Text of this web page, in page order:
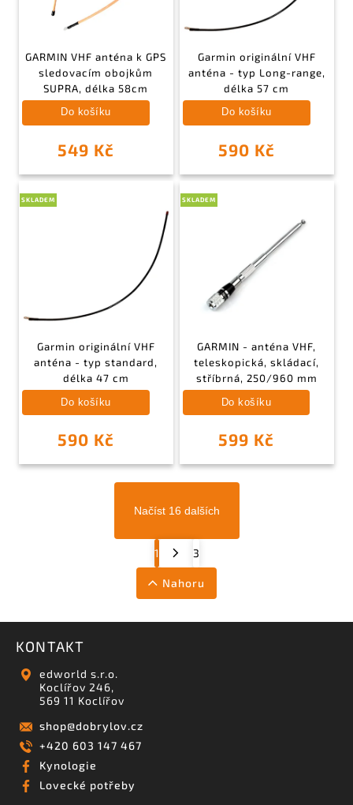
GARMIN VHF anténa k GPS
sledovacím obojkům
SUPRA, délka 58cm
549 Kč
Do košíku
Garmin originální VHF
anténa - typ Long-range,
délka 57 cm
590 Kč
Do košíku
SKLADEM
Garmin originální VHF
anténa - typ standard,
délka 47 cm
590 Kč
Do košíku
SKLADEM
GARMIN - anténa VHF,
teleskopická, skládací,
stříbrná, 250/960 mm
599 Kč
Do košíku
Načíst 16 dalších
1 3
Nahoru
KONTAKT
edworld s.r.o.
Koclířov 246,
569 11 Koclířov
shop@dobrylov.cz
+420 603 147 467
Kynologie
Lovecké potřeby